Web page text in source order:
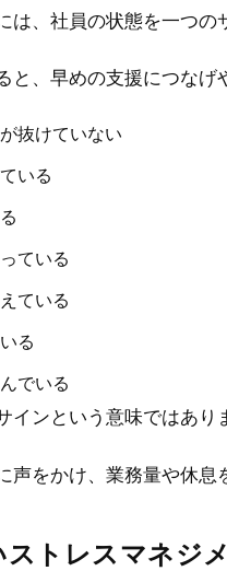
は、社員の状態を一つ
と、早めの支援につなげ
抜けていない
いる
ている
ている
る
でいる
インという意味ではあり
声をかけ、業務量や休
ストレスマネジ